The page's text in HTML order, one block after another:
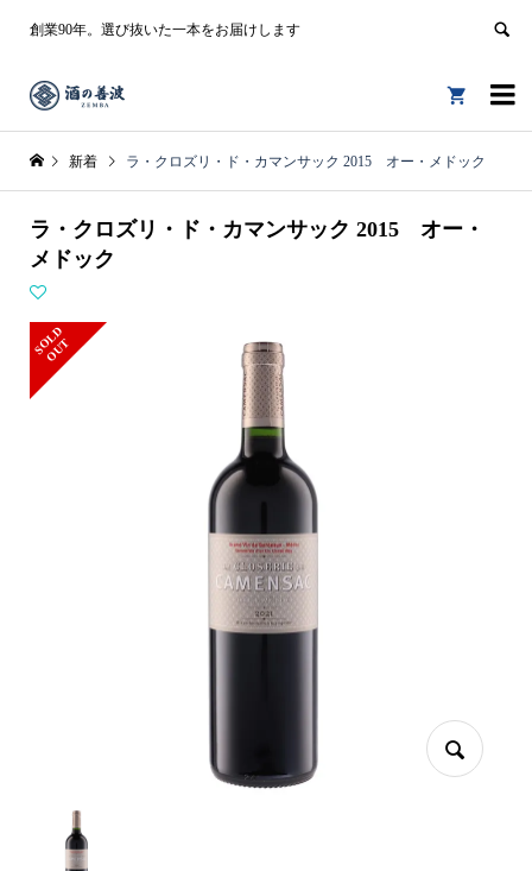
創業90年。選び抜いた一本をお届けします


新着 ラ・クロズリ・ド・カマンサック 2015 オー・メドック
ラ・クロズリ・ド・カマンサック 2015 オー・
メドック
S
O
L
D
O
U
T